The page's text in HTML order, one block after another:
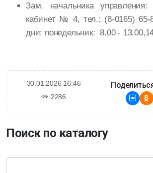
Зам. начальника управления:
кабинет № 4, тел.: (8-0165)
дни: понедельник: 8.00 -
30.01.2026 16:46
2286
Поиск по каталогу